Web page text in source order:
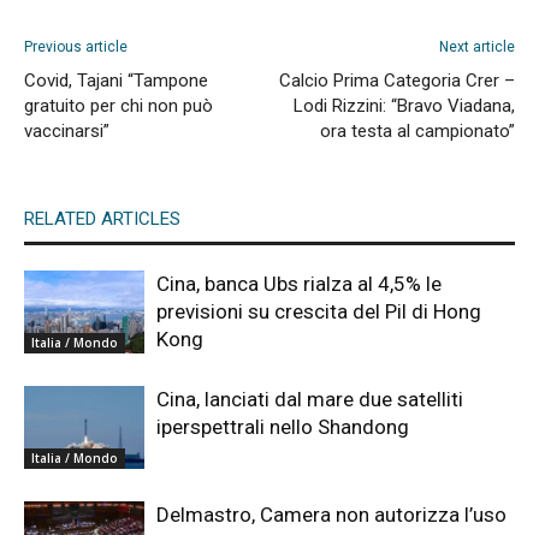
Previous article
Covid, Tajani “Tampone
gratuito per chi non può
vaccinarsi”
Next article
Calcio Prima Categoria Crer –
Lodi Rizzini: “Bravo Viadana,
ora testa al campionato”
RELATED ARTICLES
Italia / Mondo
Cina, banca Ubs rialza al 4,5% le
previsioni su crescita del Pil di Hong
Kong
Italia / Mondo
Cina, lanciati dal mare due satelliti
iperspettrali nello Shandong
Delmastro, Camera non autorizza l’uso